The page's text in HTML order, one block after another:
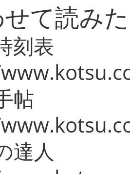
て読み
刻表
帖
達人